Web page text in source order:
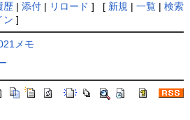
歴| 添付| リロード ] [ 新規 | 一覧| 検索
ン ]
メモ